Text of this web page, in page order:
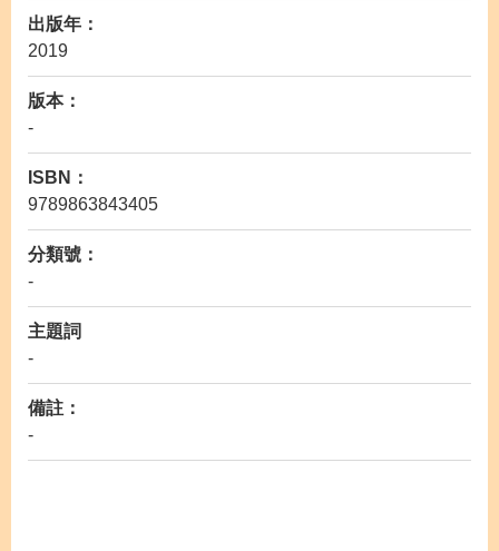
出版年：
2019
版本：
-
ISBN：
9789863843405
分類號：
-
主題詞
-
備註：
-